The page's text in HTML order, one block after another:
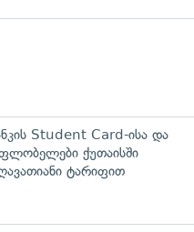
Student Card-ისა და
ქუთაისში
ტარიფით